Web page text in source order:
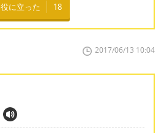
役に立った 18
2017/06/13 10:04